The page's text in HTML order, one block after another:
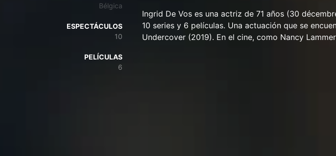
Bélgica
ESPECTÁCULOS
10
PELÍCULAS
6
Ingrid De Vos es una actriz de 71 años (30
10 series y 6 películas. Una actuación que se
Undercover (2019). En el cine, como Nancy